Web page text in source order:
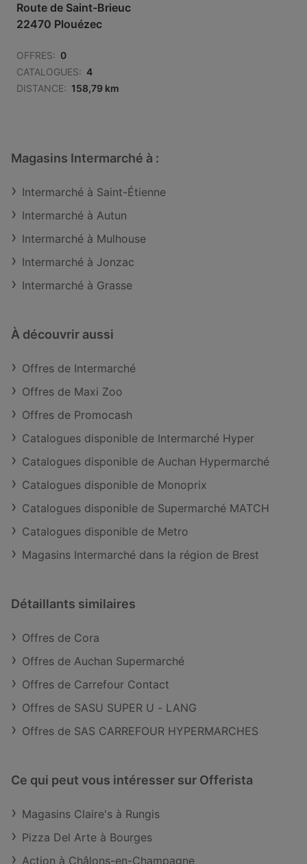
Route de Saint-Brieuc
22470 Plouézec
OFFRES: 0
CATALOGUES: 4
DISTANCE: 158,79 km
Magasins Intermarché à :
Intermarché à Saint-Étienne
Intermarché à Autun
Intermarché à Mulhouse
Intermarché à Jonzac
Intermarché à Grasse
À découvrir aussi
Offres de Intermarché
Offres de Maxi Zoo
Offres de Promocash
Catalogues disponible de Intermarché Hyper
Catalogues disponible de Auchan Hypermarché
Catalogues disponible de Monoprix
Catalogues disponible de Supermarché MATCH
Catalogues disponible de Metro
Magasins Intermarché dans la région de Brest
Détaillants similaires
Offres de Cora
Offres de Auchan Supermarché
Offres de Carrefour Contact
Offres de SASU SUPER U - LANG
Offres de SAS CARREFOUR HYPERMARCHES
Ce qui peut vous intéresser sur Offerista
Magasins Claire's à Rungis
Pizza Del Arte à Bourges
Action à Châlons-en-Champagne